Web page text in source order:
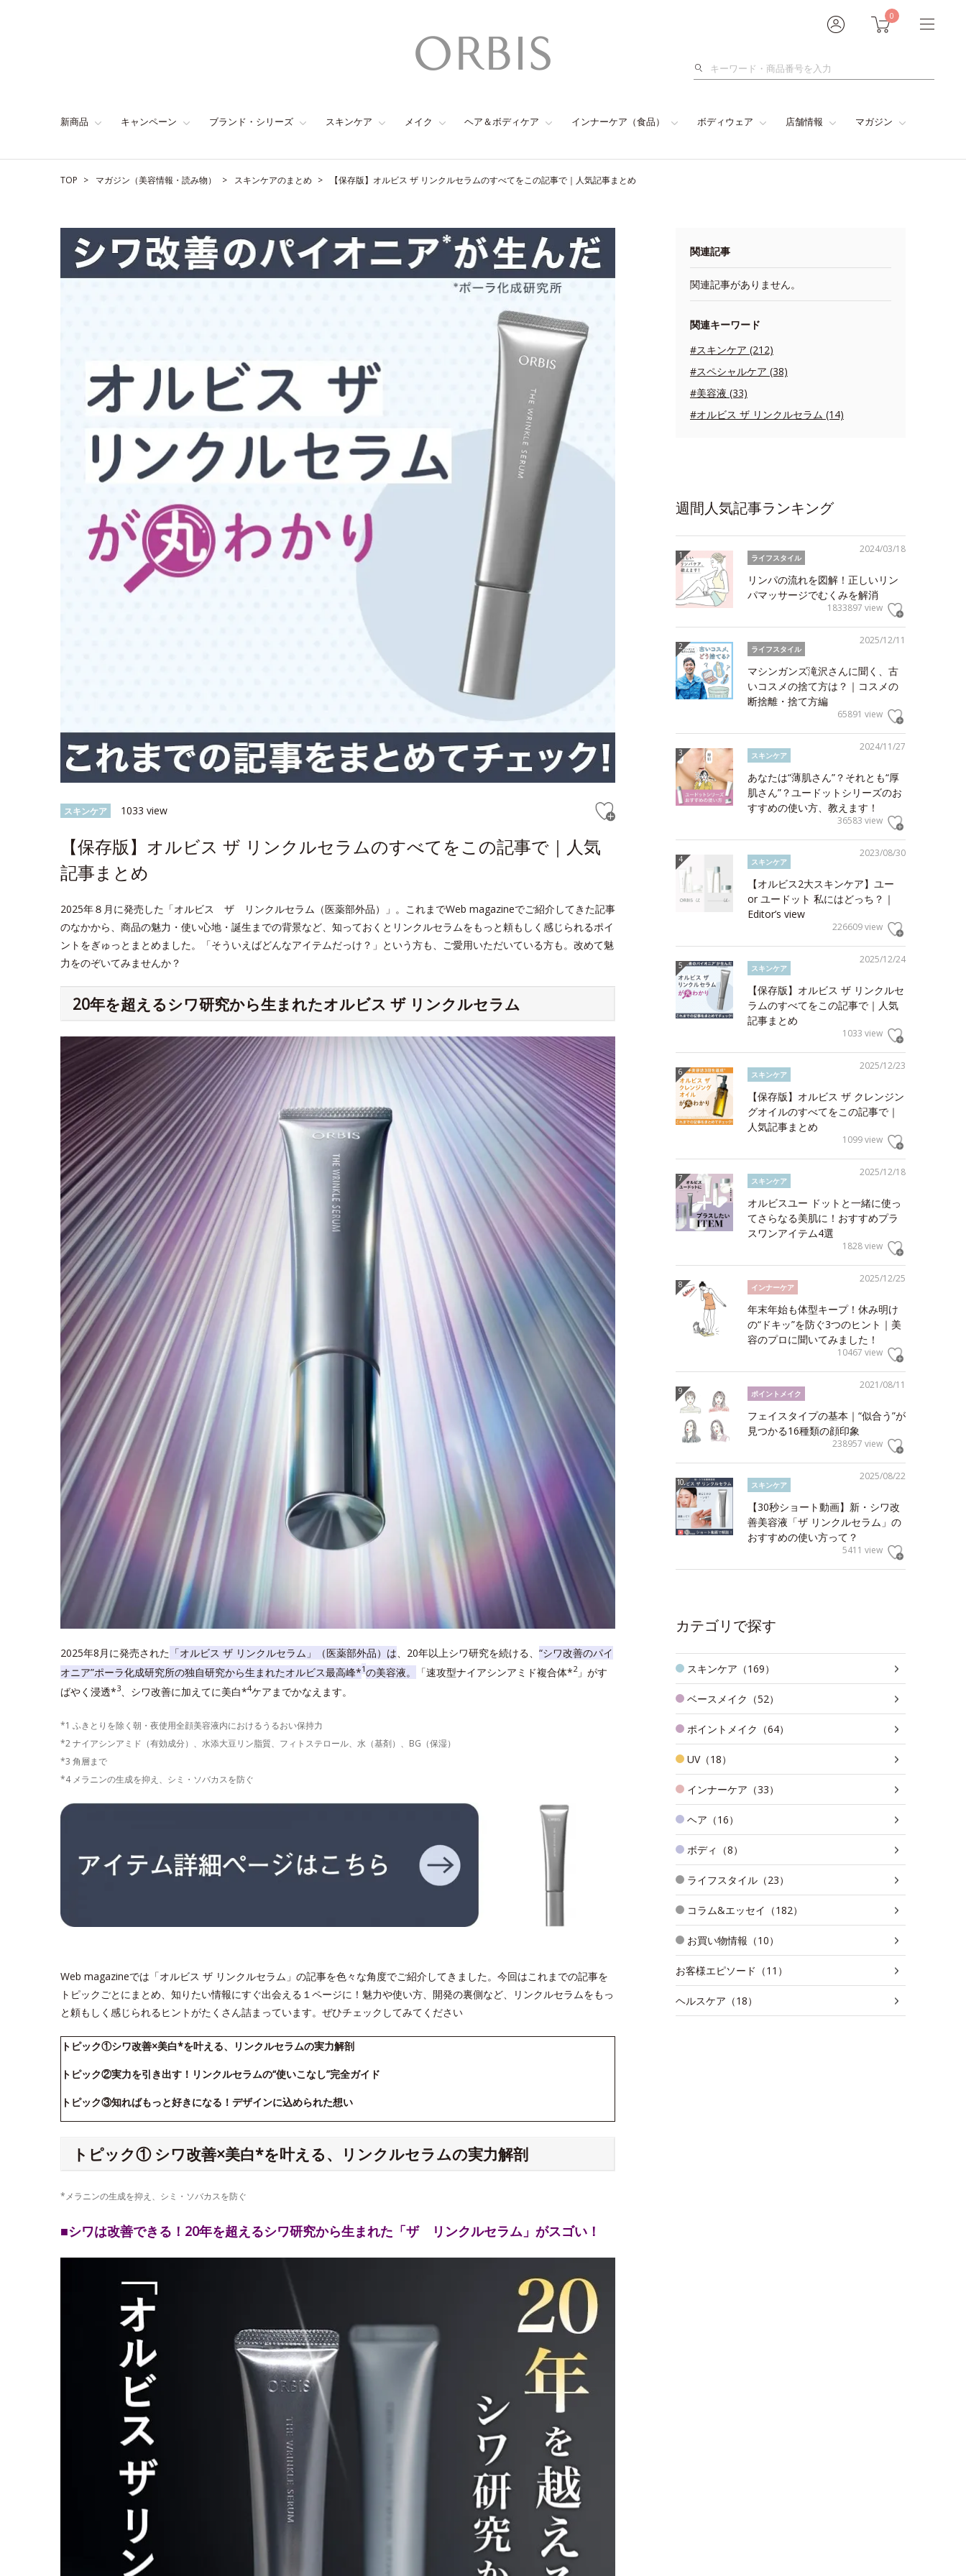
0
検
新商品 キャンペーン ブランド・シリーズ スキンケア メイク ヘア＆ボディケア インナーケア（食品） ボディウェア 店舗情報 マガジン
TOP マガジン（美容情報・読み物） スキンケアのまとめ 【保存版】オルビス ザ リンクルセラムのすべてをこの記事で｜人気記事まとめ
スキンケア 1033 view
【保存版】オルビス ザ リンクルセラムのすべてをこの記事で｜人気
記事まとめ
2025年８月に発売した「オルビス ザ リンクルセラム（医薬部外品）」。これまでWeb magazineでご紹介してきた記事
のなかから、商品の魅力・使い心地・誕生までの背景など、知っておくとリンクルセラムをもっと頼もしく感じられるポイ
ントをぎゅっとまとめました。「そういえばどんなアイテムだっけ？」という方も、ご愛用いただいている方も。改めて魅
力をのぞいてみませんか？
20年を超えるシワ研究から生まれたオルビス ザ リンクルセラム
2025年8月に発売された 「オルビス ザ リンクルセラム」（医薬部外品）は、20年以上シワ研究を続ける、 “シワ改善のパイ
オニア”ポーラ化成研究所の独自研究から生まれたオルビス最高峰*1の美容液。 「速攻型ナイアシンアミド複合体*2」がす
ばやく浸透*3 、シワ改善に加えてに美白*4ケアまでかなえます。
*1 ふきとりを除く朝・夜使用全顔美容液内におけるうるおい保持力
*2 ナイアシンアミド（有効成分）、水添大豆リン脂質、フィトステロール、水（基剤）、BG（保湿）
*3 角層まで
*4 メラニンの生成を抑え、シミ・ソバカスを防ぐ
Web magazineでは「オルビス ザ リンクルセラム」の記事を色々な角度でご紹介してきました。今回はこれまでの記事を
トピックごとにまとめ、知りたい情報にすぐ出会える１ページに！魅力や使い方、開発の裏側など、リンクルセラムをもっ
と頼もしく感じられるヒントがたくさん詰まっています。ぜひチェックしてみてください
トピック①シワ改善×美白*を叶える、リンクルセラムの実力解剖
トピック②実力を引き出す！リンクルセラムの“使いこなし”完全ガイド
トピック③知ればもっと好きになる！デザインに込められた想い
トピック① シワ改善×美白*を叶える、リンクルセラムの実力解剖
*メラニンの生成を抑え、シミ・ソバカスを防ぐ
■シワは改善できる！20年を超えるシワ研究から生まれた「ザ リンクルセラム」がスゴい！
関連記事
関連記事がありません。
関連キーワード
#スキンケア (212)
#スペシャルケア (38)
#美容液 (33)
#オルビス ザ リンクルセラム (14)
週間人気記事ランキング
2024/03/18
ライフスタイル
リンパの流れを図解！正しいリン
パマッサージでむくみを解消
1833897 view
2025/12/11
ライフスタイル
マシンガンズ滝沢さんに聞く、古
いコスメの捨て方は？｜コスメの
断捨離・捨て方編
65891 view
2024/11/27
スキンケア
あなたは“薄肌さん”？それとも“厚
肌さん”？ユードットシリーズのお
すすめの使い方、教えます！
36583 view
2023/08/30
スキンケア
【オルビス2大スキンケア】ユー
or ユードット 私にはどっち？｜
Editor’s view
226609 view
2025/12/24
スキンケア
【保存版】オルビス ザ リンクルセ
ラムのすべてをこの記事で｜人気
記事まとめ
1033 view
2025/12/23
スキンケア
【保存版】オルビス ザ クレンジン
グオイルのすべてをこの記事で｜
人気記事まとめ
1099 view
2025/12/18
スキンケア
オルビスユー ドットと一緒に使っ
てさらなる美肌に！おすすめプラ
スワンアイテム4選
1828 view
2025/12/25
インナーケア
年末年始も体型キープ！休み明け
の“ドキッ”を防ぐ3つのヒント｜美
容のプロに聞いてみました！
10467 view
2021/08/11
ポイントメイク
フェイスタイプの基本｜“似合う”が
見つかる16種類の顔印象
238957 view
2025/08/22
スキンケア
【30秒ショート動画】新・シワ改
善美容液「ザ リンクルセラム」の
おすすめの使い方って？
5411 view
カテゴリで探す
スキンケア（169）
ベースメイク（52）
ポイントメイク（64）
UV（18）
インナーケア（33）
ヘア（16）
ボディ（8）
ライフスタイル（23）
コラム&エッセイ（182）
お買い物情報（10）
お客様エピソード（11）
ヘルスケア（18）